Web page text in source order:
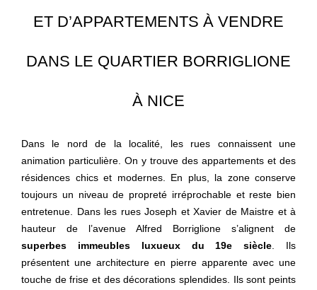
ET D’APPARTEMENTS À VENDRE
DANS LE QUARTIER BORRIGLIONE
À NICE
Dans le nord de la localité, les rues connaissent une
animation particulière. On y trouve des appartements et des
résidences chics et modernes. En plus, la zone conserve
toujours un niveau de propreté irréprochable et reste bien
entretenue. Dans les rues Joseph et Xavier de Maistre et à
hauteur de l’avenue Alfred Borriglione s’alignent de
superbes immeubles luxueux du 19e siècle . Ils
présentent une architecture en pierre apparente avec une
touche de frise et des décorations splendides. Ils sont peints